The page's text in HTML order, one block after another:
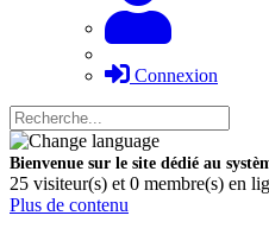
Connexion
Bienvenue sur le site dédié au
25 visiteur(s) et 0 membre(s) en
Plus de contenu